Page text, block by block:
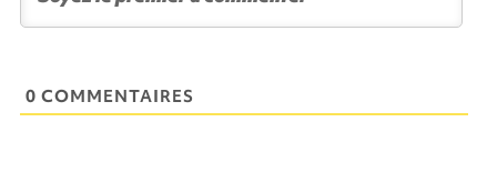
0 COMMENTAIRES